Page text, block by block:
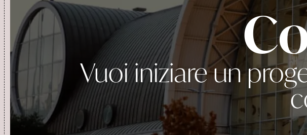
PRODOTTI
Interno
Esterno
CON CHI LAVORIAMO
Residenziale
Contract
Vuoi iniziare un